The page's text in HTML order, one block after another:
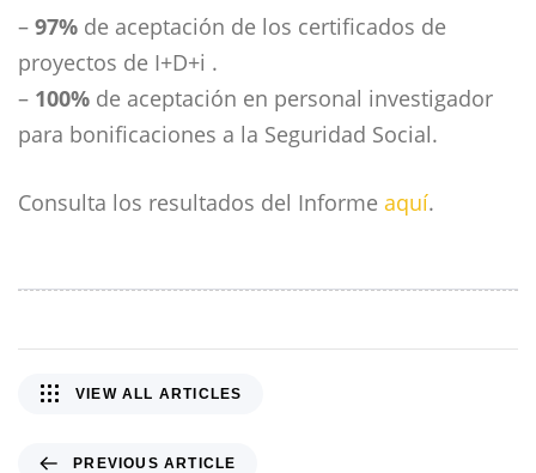
– 97% de aceptación de los certificados de
proyectos de I+D+i .
– 100% de aceptación en personal investigador
para bonificaciones a la Seguridad Social.
Consulta los resultados del Informe aquí.
PREVIOUS ARTICLE
VIEW ALL ARTICLES